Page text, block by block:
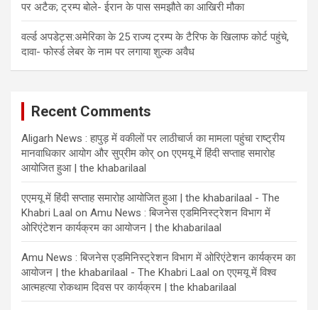
पर अटैक; ट्रम्प बोले- ईरान के पास समझौते का आखिरी मौका
वर्ल्ड अपडेट्स:अमेरिका के 25 राज्य ट्रम्प के टैरिफ के खिलाफ कोर्ट पहुंचे,
दावा- फोर्स्ड लेबर के नाम पर लगाया शुल्क अवैध
Recent Comments
Aligarh News : हापुड़ में वकीलों पर लाठीचार्ज का मामला पहुंचा राष्ट्रीय
मानवाधिकार आयोग और सुप्रीम कोर् onएएमयू में हिंदी सप्ताह समारोह
आयोजित हुआ | the khabarilaal
एएमयू में हिंदी सप्ताह समारोह आयोजित हुआ | the khabarilaal - The
Khabri Laal on Amu News : बिजनेस एडमिनिस्ट्रेशन विभाग में
ओरिएंटेशन कार्यक्रम का आयोजन | the khabarilaal
Amu News : बिजनेस एडमिनिस्ट्रेशन विभाग में ओरिएंटेशन कार्यक्रम का
आयोजन | the khabarilaal - The Khabri Laal onएएमयू में विश्व
आत्महत्या रोकथाम दिवस पर कार्यक्रम | the khabarilaal